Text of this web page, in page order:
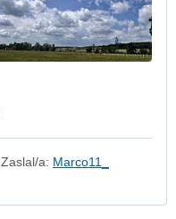
Zaslal/a: Marco11_